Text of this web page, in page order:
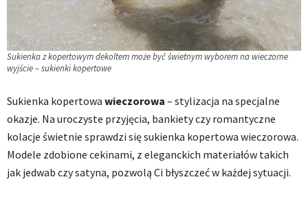
Sukienka z kopertowym dekoltem może być świetnym wyborem na wieczorne
wyjście – sukienki kopertowe
Sukienka kopertowa wieczorowa – stylizacja na specjalne
okazje. Na uroczyste przyjęcia, bankiety czy romantyczne
kolacje świetnie sprawdzi się sukienka kopertowa wieczorowa.
Modele zdobione cekinami, z eleganckich materiałów takich
jak jedwab czy satyna, pozwolą Ci błyszczeć w każdej sytuacji.